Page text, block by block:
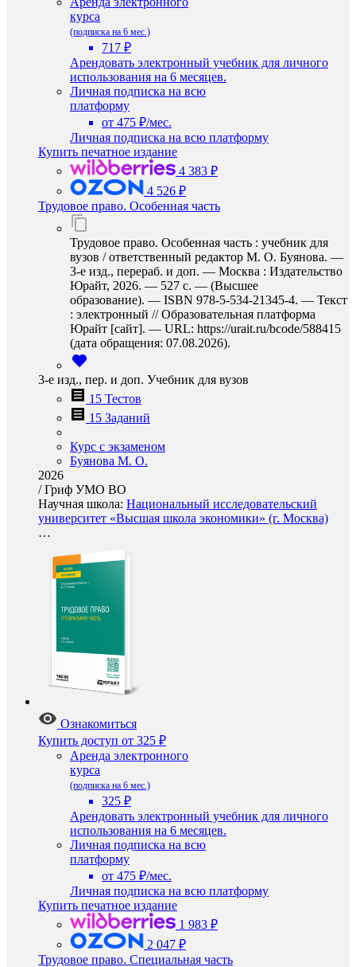
курса
(подписка на 6 мес.)
717 ₽
Арендовать электронный учебник для личного
использования на 6 месяцев.
Личная подписка на всю
платформу
от 475 ₽/мес.
Личная подписка на всю платформу
Купить печатное издание
4 383 ₽
4 526 ₽
Трудовое право. Особенная часть
Трудовое право. Особенная часть : учебник для
вузов / ответственный редактор М. О. Буянова. —
3-е изд., перераб. и доп. — Москва : Издательство
Юрайт, 2026. — 527 с. — (Высшее
образование). — ISBN 978-5-534-21345-4. — Текст
: электронный // Образовательная платформа
Юрайт [сайт]. — URL: https://urait.ru/bcode/588415
(дата обращения: 07.08.2026).
3-е изд., пер. и доп. Учебник для вузов
15 Тестов
15 Заданий
Курс с экзаменом
Буянова М. О.
2026
/Гриф УМО ВО
Научная школа: Национальный исследовательский
университет «Высшая школа экономики» (г. Москва)
…
Ознакомиться
Купить доступ от 325 ₽
Аренда электронного
курса
(подписка на 6 мес.)
325 ₽
Арендовать электронный учебник для личного
использования на 6 месяцев.
Личная подписка на всю
платформу
от 475 ₽/мес.
Личная подписка на всю платформу
Купить печатное издание
1 983 ₽
2 047 ₽
Трудовое право. Специальная часть